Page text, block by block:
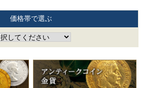
価格帯で選ぶ